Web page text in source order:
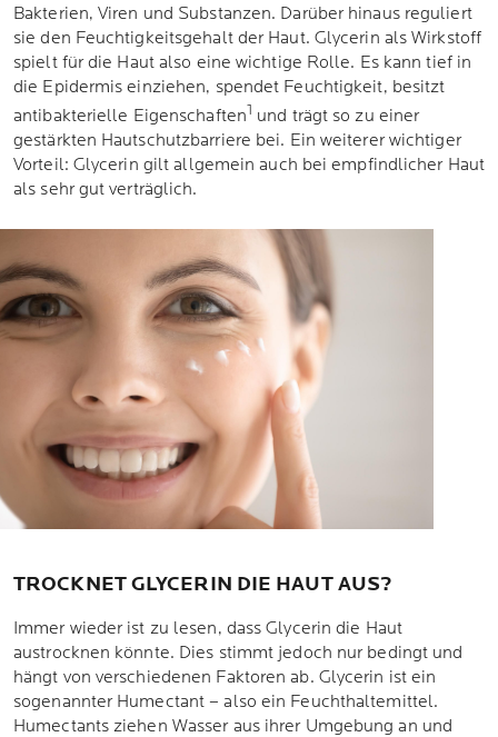
Bakterien, Viren und Substanzen. Darüber hinaus reguliert
sie den Feuchtigkeitsgehalt der Haut. Glycerin als Wirkstoff
spielt für die Haut also eine wichtige Rolle. Es kann tief in
die Epidermis einziehen, spendet Feuchtigkeit, besitzt
antibakterielle Eigenschaften1 und trägt so zu einer
gestärkten Hautschutzbarriere bei. Ein weiterer wichtiger
Vorteil: Glycerin gilt allgemein auch bei empfindlicher Haut
als sehr gut verträglich.
TROCKNET GLYCERIN DIE HAUT AUS?
Immer wieder ist zu lesen, dass Glycerin die Haut
austrocknen könnte. Dies stimmt jedoch nur bedingt und
hängt von verschiedenen Faktoren ab. Glycerin ist ein
sogenannter Humectant – also ein Feuchthaltemittel.
Humectants ziehen Wasser aus ihrer Umgebung an und